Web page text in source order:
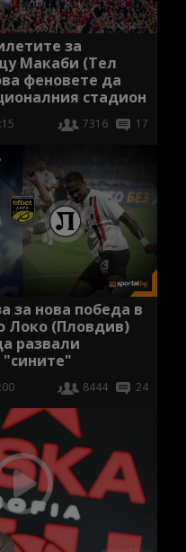
за
Макаби (Тел
феновете да
стадион
7316 17
за нова победа в
Локо (Пловдив)
развали
"сините"
8444 24